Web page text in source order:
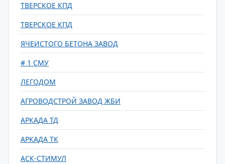
ТВЕРСКОЕ КПД
ТВЕРСКОЕ КПД
ЯЧЕИСТОГО БЕТОНА ЗАВОД
# 1 СМУ
ЛЕГОДОМ
АГРОВОДСТРОЙ ЗАВОД ЖБИ
АРКАДА ТД
АРКАДА ТК
АСК-СТИМУЛ